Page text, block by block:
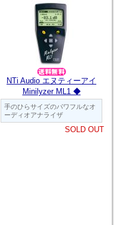
NTi Audio エヌティーアイ
Minilyzer ML1 ◆
手のひらサイズのパワフルなオ
ーディオアナライザ
SOLD OUT